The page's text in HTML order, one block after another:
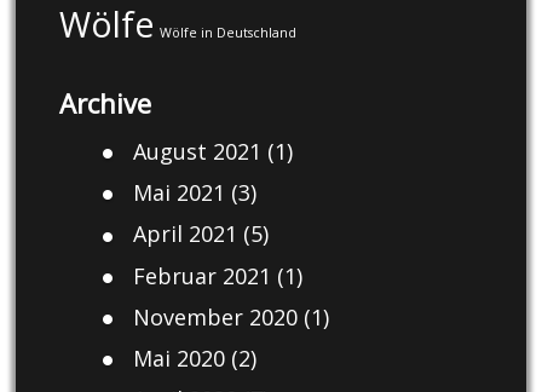
Wölfe Wölfe in Deutschland
Archive
August 2021 (1)
Mai 2021 (3)
April 2021 (5)
Februar 2021 (1)
November 2020(1)
Mai 2020(2)